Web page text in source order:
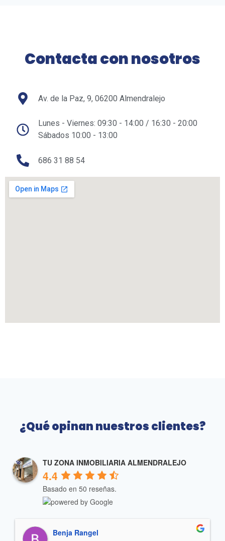
Contacta con nosotros
Av. de la Paz, 9, 06200 Almendralejo
Lunes - Viernes: 09:30 - 14:00 / 16:30 - 20:00
Sábados 10:00 - 13:00
686 31 88 54
¿Qué opinan nuestros clientes?
TU ZONA INMOBILIARIA ALMENDRALEJO
4.4
Basado en 50 reseñas.
Valentin Gonzalez